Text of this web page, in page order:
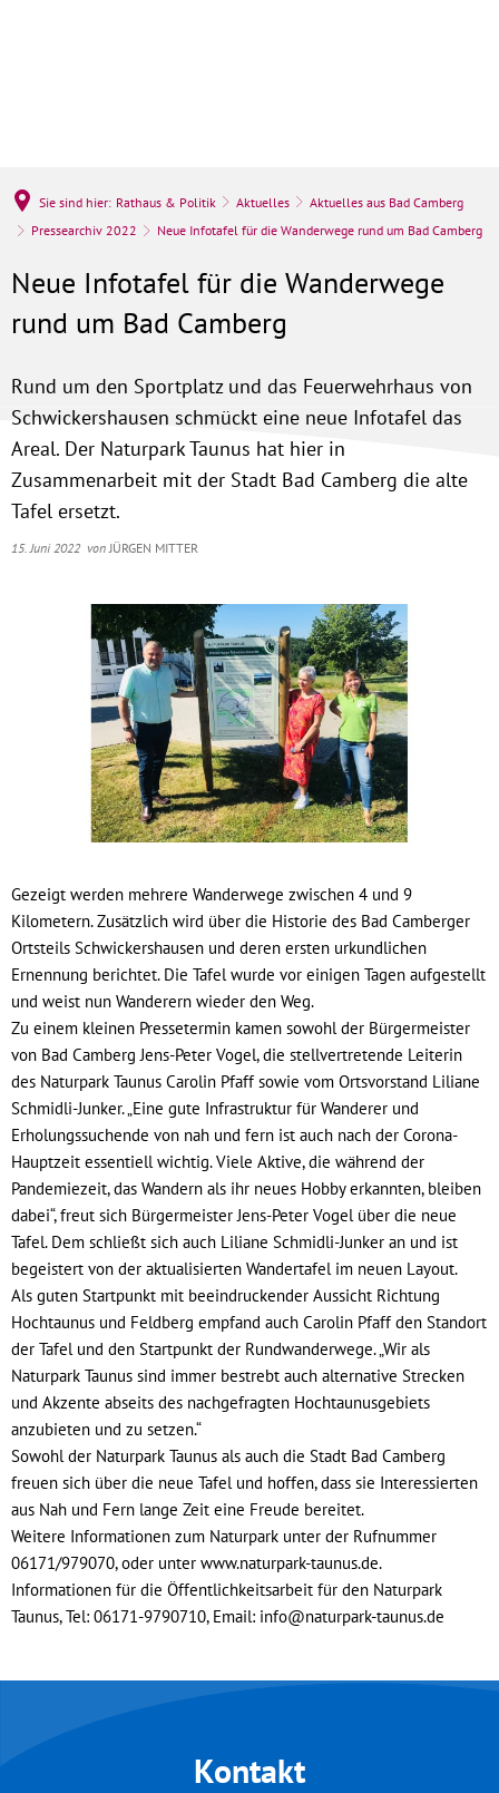
Sie sind hier: Rathaus & Politik Aktuelles
Aktuelles aus Bad Camberg
Pressearchiv 2022
Neue Infotafel für die Wanderwege rund um Bad Camberg
Neue Infotafel für die Wanderwege
rund um Bad Camberg
Rund um den Sportplatz und das Feuerwehrhaus von
Schwickershausen schmückt eine neue Infotafel das
Areal. Der Naturpark Taunus hat hier in
Zusammenarbeit mit der Stadt Bad Camberg die alte
Tafel ersetzt.
15. Juni 2022 vonJÜRGEN MITTER
Gezeigt werden mehrere Wanderwege zwischen 4 und 9
Kilometern. Zusätzlich wird über die Historie des Bad Camberger
Ortsteils Schwickershausen und deren ersten urkundlichen
Ernennung berichtet. Die Tafel wurde vor einigen Tagen aufgestellt
und weist nun Wanderern wieder den Weg.
Zu einem kleinen Pressetermin kamen sowohl der Bürgermeister
von Bad Camberg Jens-Peter Vogel, die stellvertretende Leiterin
des Naturpark Taunus Carolin Pfaff sowie vom Ortsvorstand Liliane
Schmidli-Junker. „Eine gute Infrastruktur für Wanderer und
Erholungssuchende von nah und fern ist auch nach der Corona-
Hauptzeit essentiell wichtig. Viele Aktive, die während der
Pandemiezeit, das Wandern als ihr neues Hobby erkannten, bleiben
dabei“, freut sich Bürgermeister Jens-Peter Vogel über die neue
Tafel. Dem schließt sich auch Liliane Schmidli-Junker an und ist
begeistert von der aktualisierten Wandertafel im neuen Layout.
Als guten Startpunkt mit beeindruckender Aussicht Richtung
Hochtaunus und Feldberg empfand auch Carolin Pfaff den Standort
der Tafel und den Startpunkt der Rundwanderwege. „Wir als
Naturpark Taunus sind immer bestrebt auch alternative Strecken
und Akzente abseits des nachgefragten Hochtaunusgebiets
anzubieten und zu setzen.“
Sowohl der Naturpark Taunus als auch die Stadt Bad Camberg
freuen sich über die neue Tafel und hoffen, dass sie Interessierten
aus Nah und Fern lange Zeit eine Freude bereitet.
Weitere Informationen zum Naturpark unter der Rufnummer
06171/979070, oder unter www.naturpark-taunus.de.
Informationen für die Öffentlichkeitsarbeit für den Naturpark
Taunus, Tel: 06171-9790710, Email: info@naturpark-taunus.de
Kontakt